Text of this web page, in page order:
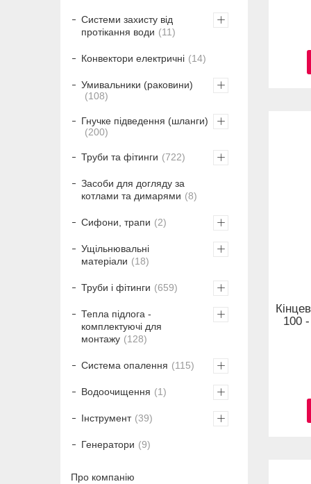
100
Системи захисту від
протікання води
11
Конвектори електричні 14
Умивальники (раковини)
108
Гнучке підведення (шланги)
200
Труби та фітинги 722
Засоби для догляду за
котлами та димарями
8
Сифони, трапи 2
Ущільнювальні
матеріали
18
Труби і фітинги 659
Тепла підлога -
комплектуючі для
монтажу
128
Система опалення 115
Водоочищення 1
Інструмент 39
Генератори 9
Про компанію